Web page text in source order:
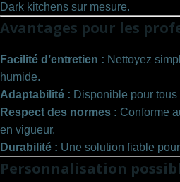
Dark kitchens sur mesure.
Avantages pour les
Facilité d’entretien : Nettoyez
humide.
Adaptabilité : Disponible pour
Respect des normes : Conforme
en vigueur.
Durabilité : Une solution fiable
Personnalisation